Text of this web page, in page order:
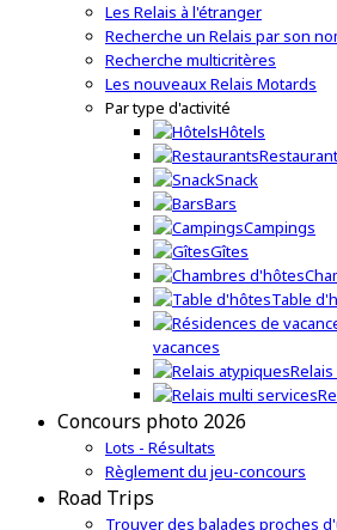
Les Relais à l'étranger
Recherche un Relais par son
Recherche multicritères
Les nouveaux Relais Motards
Par type d'activité
Hôtels
Snack
Bars
Campings
Gîtes
Table
vacances
Concours photo 2026
Lots - Résultats
Règlement du jeu-concours
Road Trips
Trouver des balades proches